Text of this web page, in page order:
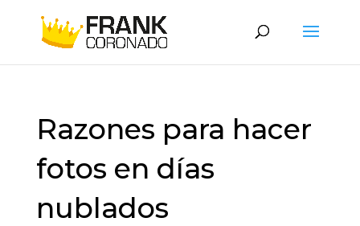
Razones para hacer
fotos en días
nublados